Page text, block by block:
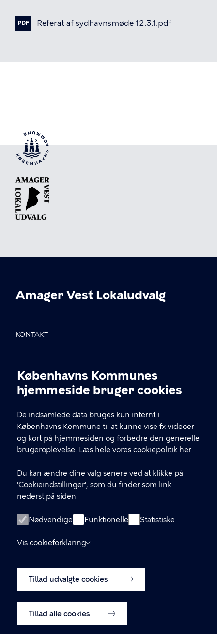
Cookieindstillinger
Københavns Kommunes
hjemmeside bruger cookies
De indsamlede data bruges kun internt i
Københavns Kommune til at kunne vise fx videoer
og kort på hjemmesiden og forbedre den generelle
brugeroplevelse. Læs hele vores cookiepolitik her
Du kan ændre dine valg senere ved at klikke på
'Cookieindstillinger', som du finder som link
nederst på siden.
Nødvendige Funktionelle Statistiske
Vis cookieforklaring
Tillad udvalgte cookies
Tillad alle cookies
PDF Referat af sydhavnsmøde 12.3.1.pdf
Amager Vest Lokaludvalg
KONTAKT
info@avlu.dk
21 51 39 35
LINKS
Facebook
Instagram
Kontakt os
Nyhedsbrev
Amager Vest Borgerpanel
Cookiepolitik
Cookieindstillinger